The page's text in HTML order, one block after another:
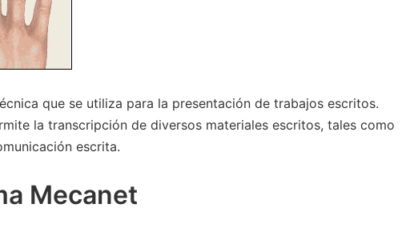
que se utiliza para la presentación de trabajos escritos.
la transcripción de diversos materiales escritos, tales como
escrita.
Mecanet